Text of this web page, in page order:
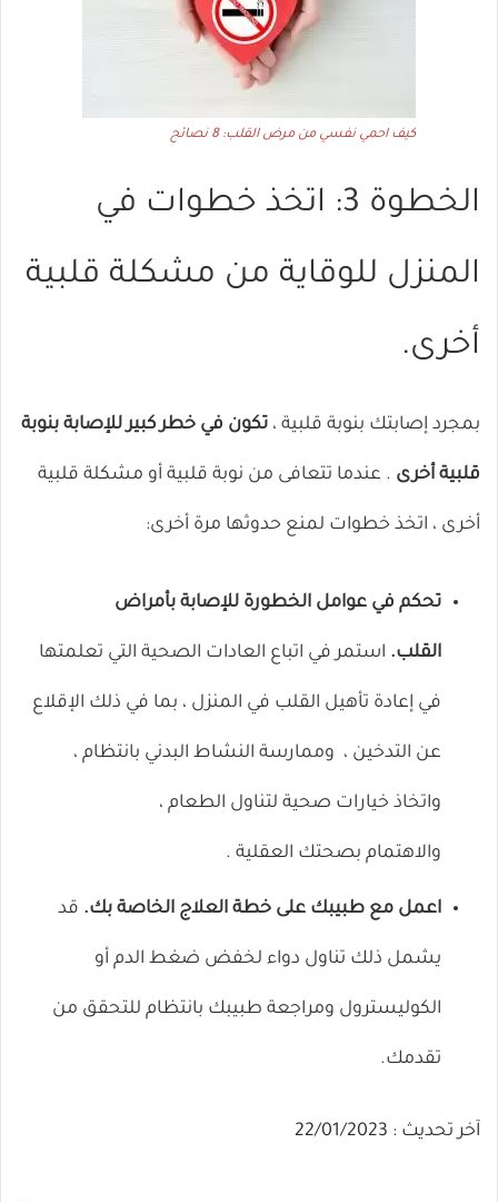
كيف احمي نفسي من مرض القلب: 8 نصائح
الخطوة 3: اتخذ خطوات في
المنزل للوقاية من مشكلة قلبية
أخرى.
بمجرد إصابتك بنوبة قلبية ، تكون في خطر كبير للإصابة بنوبة
قلبية أخرى . عندما تتعافى من نوبة قلبية أو مشكلة قلبية
أخرى ، اتخذ خطوات لمنع حدوثها مرة أخرى:
تحكم في عوامل الخطورة للإصابة بأمراض
القلب. استمر في اتباع العادات الصحية التي تعلمتها
في إعادة تأهيل القلب في المنزل ، بما في ذلك الإقلاع
عن التدخين ، وممارسة النشاط البدني بانتظام ،
واتخاذ خيارات صحية لتناول الطعام ،
والاهتمام بصحتك العقلية .
اعمل مع طبيبك على خطة العلاج الخاصة بك. قد
يشمل ذلك تناول دواء لخفض ضغط الدم أو
الكوليسترول ومراجعة طبيبك بانتظام للتحقق من
تقدمك.
آخر تحديث : 22/01/2023